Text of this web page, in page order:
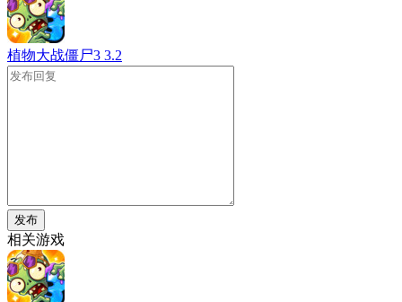
植物大战僵尸3 3.2
发布
相关游戏